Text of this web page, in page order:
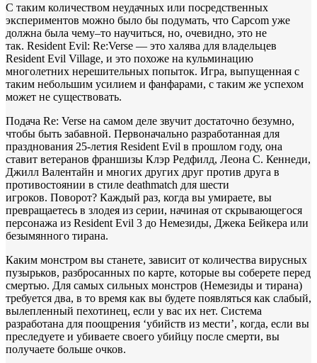
С таким количеством неудачных или посредственных
экспериментов можно было бы подумать, что Capcom уже
должна была чему–то научиться, но, очевидно, это не
так. Resident Evil: Re:Verse — это халява для владельцев
Resident Evil Village, и это похоже на кульминацию
многолетних нерешительных попыток. Игра, выпущенная с
таким небольшим усилием и фанфарами, с таким же успехом
может не существовать.
Подача Re: Verse на самом деле звучит достаточно безумно,
чтобы быть забавной. Первоначально разработанная для
празднования 25-летия Resident Evil в прошлом году, она
ставит ветеранов франшизы Клэр Редфилд, Леона С. Кеннеди,
Джилл Валентайн и многих других друг против друга в
противостоянии в стиле deathmatch для шести
игроков. Поворот? Каждый раз, когда вы умираете, вы
превращаетесь в злодея из серии, начиная от скрывающегося
персонажа из Resident Evil 3 до Немезиды, Джека Бейкера или
безымянного тирана.
Каким монстром вы станете, зависит от количества вирусных
пузырьков, разбросанных по карте, которые вы соберете перед
смертью. Для самых сильных монстров (Немезиды и тирана)
требуется два, в то время как вы будете появляться как слабый,
вылепленный пехотинец, если у вас их нет. Система
разработана для поощрения ‘убийств из мести’, когда, если вы
преследуете и убиваете своего убийцу после смерти, вы
получаете больше очков.